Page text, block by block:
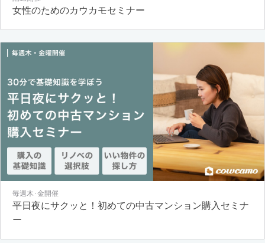
女性のためのカウカモセミナー
毎週木･金開催
平日夜にサクッと！初めての中古マンション購入セミナ
ー